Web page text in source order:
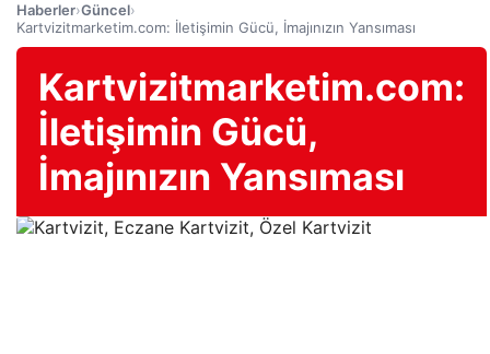
Haberler›Güncel›
Kartvizitmarketim.com: İletişimin Gücü, İmajınızın Yansıması
Kartvizitmarketim.com:
İletişimin Gücü,
İmajınızın Yansıması